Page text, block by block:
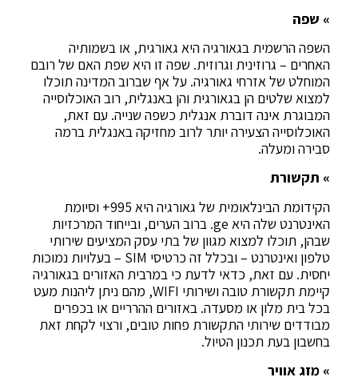
» שפה
השפה הרשמית בגאורגיה היא גאורגית, או בשמותיה
האחרים – גרוזינית וגרוזית. שפה זו היא שפת האם של רובם
המוחלט של אזרחי גאורגיה. על אף שברוב המדינה תוכלו
למצוא שלטים הן בגאורגית והן באנגלית, רוב האוכלוסייה
המבוגרת אינה דוברת אנגלית כשפה שנייה. עם זאת,
האוכלוסייה הצעירה יותר לרוב מחזיקה באנגלית ברמה
סבירה ומעלה.
» תקשורת
הקידומת הבינלאומית של גאורגיה היא 995+ וסיומת
האינטרנט שלה היא ge. ברוב הערים, ובייחוד המרכזיות
שבהן, תוכלו למצוא מגוון של בתי עסק המציעים שירותי
טלפון ואינטרנט – ובכלל זה כרטיסי SIM – בעלויות נמוכות
יחסית. עם זאת, כדאי לדעת כי במרבית האזורים בגאורגיה
קיימת תקשורת טובה ושירותי WIFI, מהם ניתן ליהנות מעט
בכל בית מלון או מסעדה. באזורים ההרריים או בכפרים
מבודדים שירותי התקשורת פחות טובים, ורצוי לקחת זאת
בחשבון בעת תכנון הטיול.
» מזג אוויר